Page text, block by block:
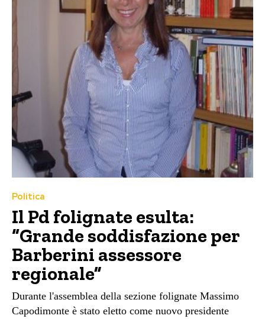
Politica
Il Pd folignate esulta:
“Grande soddisfazione per
Barberini assessore
regionale”
Durante l'assemblea della sezione folignate Massimo
Capodimonte è stato eletto come nuovo presidente